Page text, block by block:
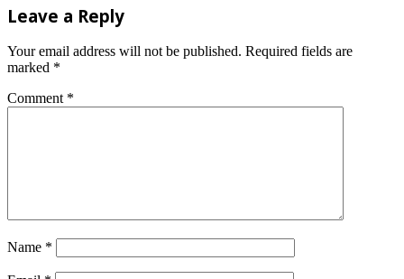
Leave a Reply
Your email address will not be published. Required fields are
marked *
Comment *
Name *